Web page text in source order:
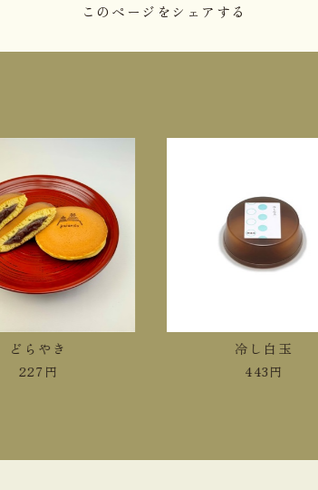
このページをシェアする
どらやき
227円
冷し白玉
443円